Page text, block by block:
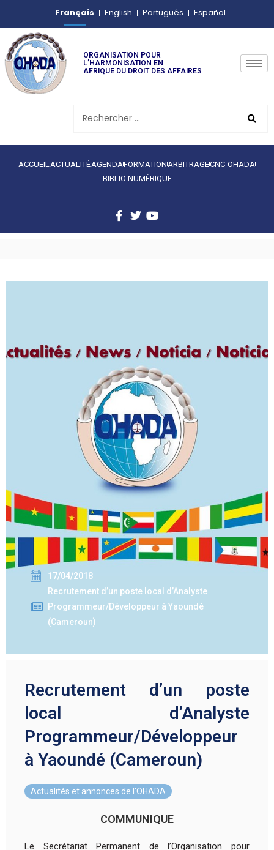
Français English Português Español
ORGANISATION POUR
L’HARMONISATION EN
AFRIQUE DU DROIT DES AFFAIRES
ACCUEIL ACTUALITÉAGENDAFORMATION ARBITRAGECNC-OHADA
BIBLIO NUMÉRIQUE
17/04/2018
Recrutement d’un poste local d’Analyste
Programmeur/Développeur à Yaoundé
(Cameroun)
Recrutement d’un poste
local d’Analyste
Programmeur/Développeur
à Yaoundé (Cameroun)
Actualités et annonces de l'OHADA
COMMUNIQUE
Le Secrétariat Permanent de l’Organisation pour